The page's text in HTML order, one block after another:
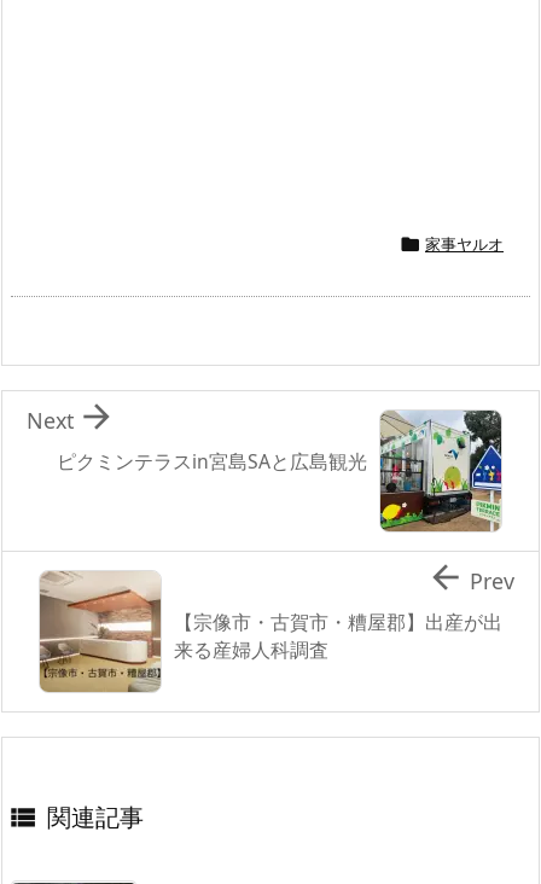
 家事ヤルオ
ピクミンテラスin宮島SAと広島観光

Next
【宗像市・古賀市・糟屋郡】出産が出
来る産婦人科調査
 Prev
 関連記事